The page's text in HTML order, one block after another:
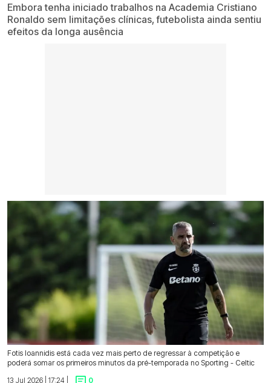
Embora tenha iniciado trabalhos na Academia Cristiano
Ronaldo sem limitações clínicas, futebolista ainda sentiu
efeitos da longa ausência
Fotis Ioannidis está cada vez mais perto de regressar à competição e
poderá somar os primeiros minutos da pré-temporada no Sporting - Celtic
13 Jul 2026 | 17:24 |
0